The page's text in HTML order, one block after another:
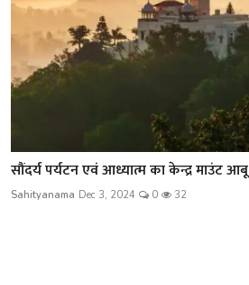
सौंदर्य पर्यटन एवं आध्यात्म का केन्द्र माउंट आबू
Sahityanama Dec 3, 2024 0 32